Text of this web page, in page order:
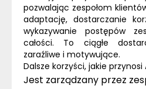
pozwalając zespołom
adaptację, dostarczanie
wykazywanie postępów
całości. To ciągłe
zaraźliwe i motywujące.
Dalsze korzyści, jakie przynosi
Jest zarządzany przez